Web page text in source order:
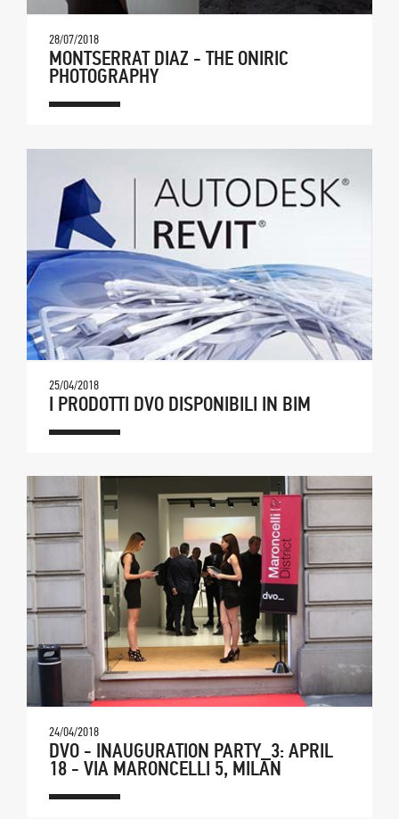
28/07/2018
MONTSERRAT DIAZ - THE ONIRIC
PHOTOGRAPHY
25/04/2018
I PRODOTTI DVO DISPONIBILI IN BIM
24/04/2018
DVO - INAUGURATION PARTY_3: APRIL
18 - VIA MARONCELLI 5, MILAN